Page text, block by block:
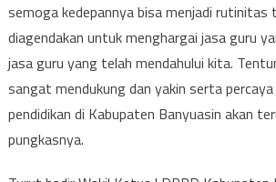
semoga kedepannya bisa menjadi rutinitas
diagendakan untuk menghargai jasa guru
jasa guru yang telah mendahului kita.
sangat mendukung dan yakin serta
pendidikan di Kabupaten Banyuasin akan
pungkasnya.